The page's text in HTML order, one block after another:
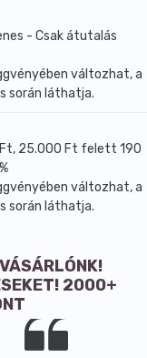
- Csak átutalás
változhat, a
során láthatja.
25.000 Ft felett 190
változhat, a
során láthatja.
2000+